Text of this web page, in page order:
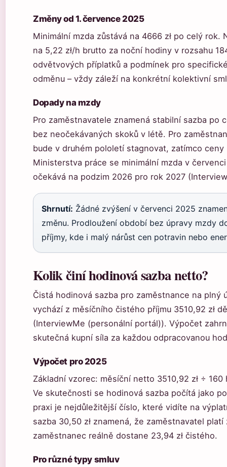
Změny od 1. července 2025
Minimální mzda zůstává na 4666 zł po celý
na 5,22 zł/h brutto za noční hodiny v rozsahu
odvětvových příplatků a podmínek pro
odměnu – vždy záleží na konkrétní kolektivní
Dopady na mzdy
Pro zaměstnavatele znamená stabilní sazba po
bez neočekávaných skoků v létě. Pro
bude v druhém pololetí stagnovat, zatímco
Ministerstva práce se minimální mzda v
očekává na podzim 2026 pro rok 2027
Shrnutí: Žádné zvýšení v červenci 2025
změnu. Prodloužení období bez úpravy mzdy
příjmy, kde i malý nárůst cen potravin nebo
Kolik činí hodinová sazba netto?
Čistá hodinová sazba pro zaměstnance na plný
vychází z měsíčního čistého příjmu 3510,92 zł
(InterviewMe (personální portál)). Výpočet
skutečná kupní síla za každou odpracovanou
Výpočet pro 2025
Základní vzorec: měsíční netto 3510,92 zł ÷
Ve skutečnosti se hodinová sazba počítá jako
praxi je nejdůležitější číslo, které vidíte na
sazba 30,50 zł znamená, že zaměstnavatel
zaměstnanec reálně dostane 23,94 zł čistého.
Pro různé typy smluv